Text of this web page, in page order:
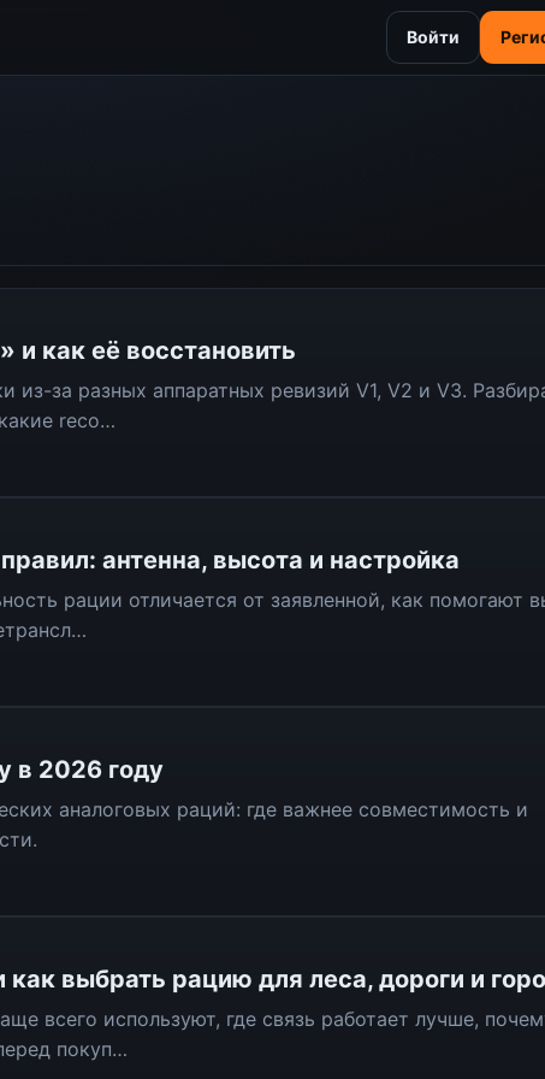
Войти
и как её восстановить
за разных аппаратных ревизий V1, V2 и V3.
reco…
антенна, высота и настройка
рации отличается от заявленной, как помогают
в 2026 году
аналоговых раций: где важнее совместимость и
выбрать рацию для леса, дороги и
всего используют, где связь работает лучше,
покуп…